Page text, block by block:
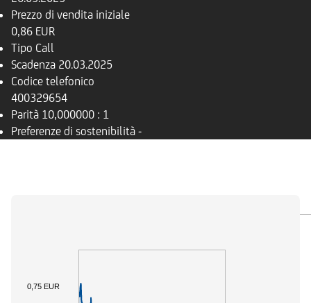
Prezzo di vendita iniziale
0,86 EUR
Tipo Call
Scadenza 20.03.2025
Codice telefonico
400329654
Parità 10,000000 : 1
Preferenze di sostenibilità -
0,75 EUR